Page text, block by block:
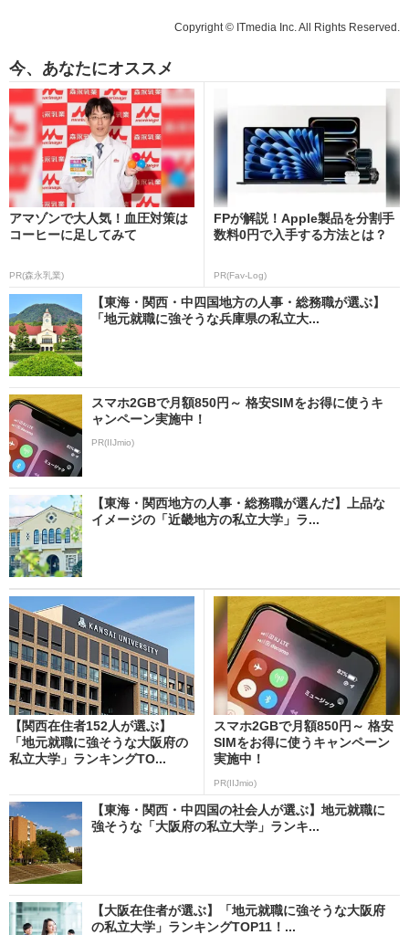
Copyright © ITmedia Inc. All Rights Reserved.
今、あなたにオススメ
アマゾンで大人気！血圧対策は
コーヒーに足してみて
PR(森永乳業)
FPが解説！Apple製品を分割手
数料0円で入手する方法とは？
PR(Fav-Log)
【東海・関西・中四国地方の人事・総務職が選ぶ】
「地元就職に強そうな兵庫県の私立大...
スマホ2GBで月額850円～ 格安SIMをお得に使うキ
ャンペーン実施中！
PR(IIJmio)
【東海・関西地方の人事・総務職が選んだ】上品な
イメージの「近畿地方の私立大学」ラ...
【関西在住者152人が選ぶ】
「地元就職に強そうな大阪府の
私立大学」ランキングTO...
スマホ2GBで月額850円～ 格安
SIMをお得に使うキャンペーン
実施中！
PR(IIJmio)
【東海・関西・中四国の社会人が選ぶ】地元就職に
強そうな「大阪府の私立大学」ランキ...
【大阪在住者が選ぶ】「地元就職に強そうな大阪府
の私立大学」ランキングTOP11！...